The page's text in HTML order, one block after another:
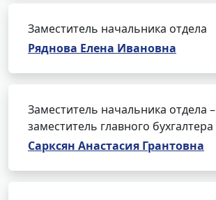
Заместитель начальника отдела
Ряднова Елена Ивановна
Заместитель начальника отдела –
заместитель главного бухгалтера
Сарксян Анастасия Грантовна